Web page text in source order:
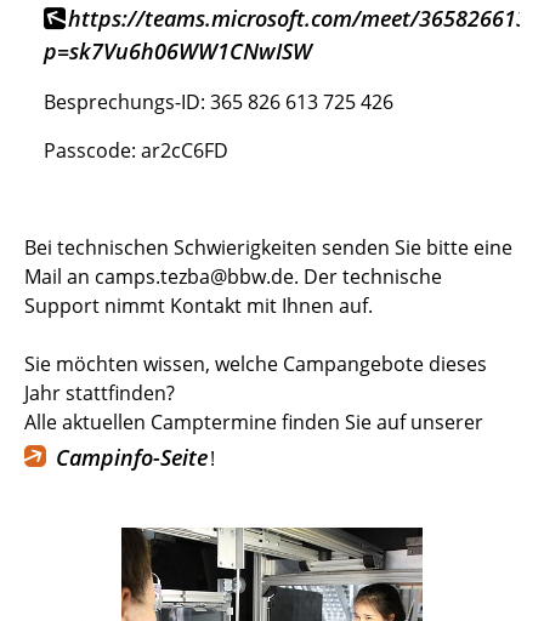
https://teams.microsoft.com/meet/
p=sk7Vu6h06WW1CNwISW
Besprechungs-ID: 365 826 613 725 426
Passcode: ar2cC6FD
Bei technischen Schwierigkeiten senden Sie bitte eine
Mail an camps.tezba@bbw.de. Der technische
Support nimmt Kontakt mit Ihnen auf.
Sie möchten wissen, welche Campangebote dieses
Jahr stattfinden?
Alle aktuellen Camptermine finden Sie auf unserer
Campinfo-Seite!
Zurück, zum vorigen Slide wechseln